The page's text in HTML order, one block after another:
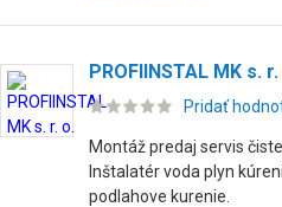
PROFIINSTAL MK s.
Pridať
Montáž predaj servis
Inštalatér voda plyn
podlahove kurenie.